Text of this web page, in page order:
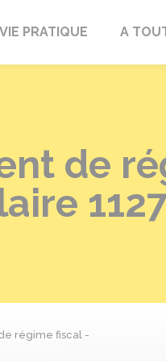
VIE PRATIQUE A
de
régime fiscal -